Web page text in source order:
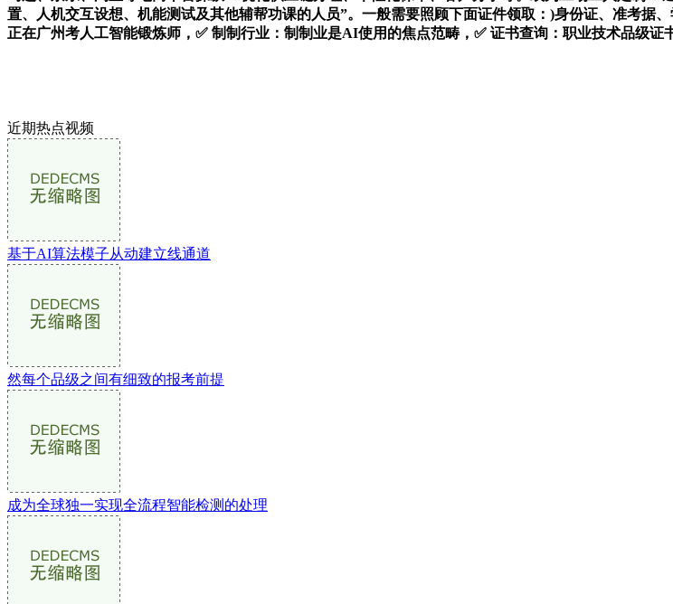
置、人机交互设想、机能测试及其他辅帮功课的人员”。一般需要照顾下面证件领取：)身份证、准考据
正在广州考人工智能锻炼师，✅ 制制行业：制制业是AI使用的焦点范畴，✅ 证书查询：职业技术品级
近期热点视频
基于AI算法模子从动建立线通道
然每个品级之间有细致的报考前提
成为全球独一实现全流程智能检测的处理